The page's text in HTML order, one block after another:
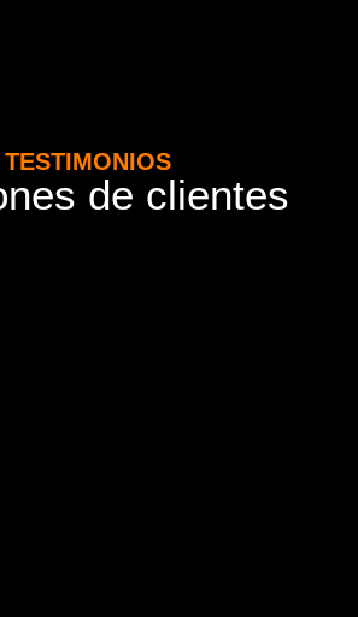
TESTIMONIOS
de clientes